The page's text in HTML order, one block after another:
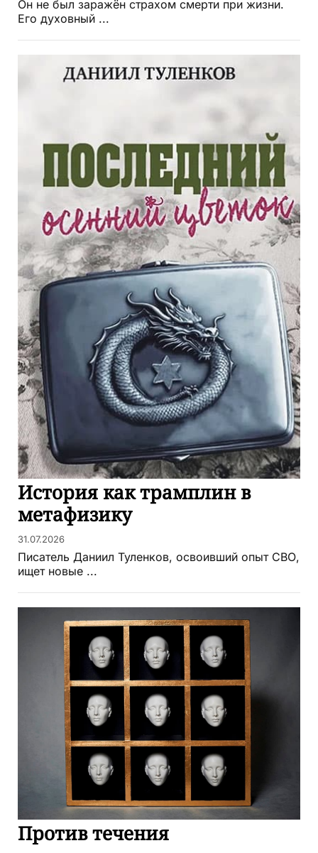
Он не был заражён страхом смерти при жизни.
Его духовный ...
История как трамплин в
метафизику
31.07.2026
Писатель Даниил Туленков, освоивший опыт СВО,
ищет новые ...
Против течения